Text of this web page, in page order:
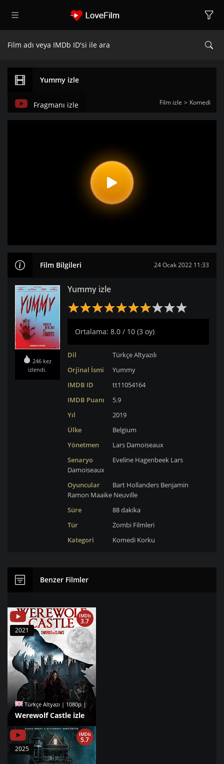
Yummy izle
Film izle Komedi
Fragmanı izle
Film Bilgileri 24 Ocak 2022 11:33
246 kez
izlendi.
Yummy izle
Ortalama: 8.0 / 10 (3 oy)
Dil
Türkçe Altyazılı
Orjinal İsmi
Yummy
IMDB ID
tt11054164
IMDB Puanı
5.9
Yıl
2019
Ülke
Belgium
Yönetmen
Lars Damoiseaux
Senaryo
Eveline Hagenbeek Lars
Damoiseaux
Oyuncular
Bart Hollanders Benjamin
Ramon Maaike Neuville
Süre
88 dakika
Tür
Zombi Filmleri
Kategori
Komedi Korku
Benzer Filmler
Türkçe Altyazı | 1080p |
Werewolf Castle izle
IMDb
3.7
2021
IMDb
5.7
2025